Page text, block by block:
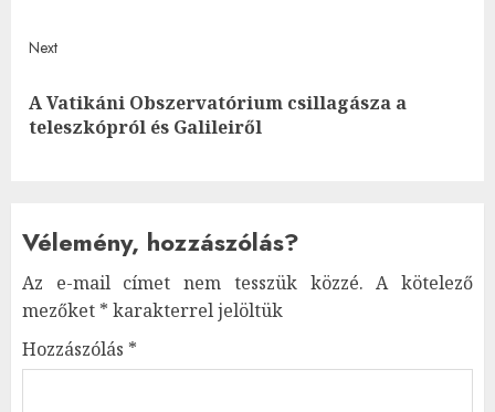
Next
Next
post:
A Vatikáni Obszervatórium csillagásza a
teleszkópról és Galileiről
Vélemény, hozzászólás?
Az e-mail címet nem tesszük közzé. A kötelező
mezőket * karakterrel jelöltük
Hozzászólás *